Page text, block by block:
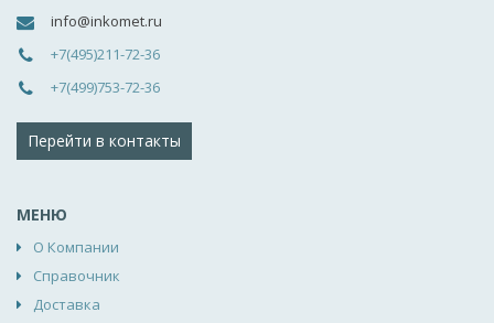
info@inkomet.ru
+7(495)211-72-36
+7(499)753-72-36
Перейти в контакты
МЕНЮ
О Компании
Справочник
Доставка